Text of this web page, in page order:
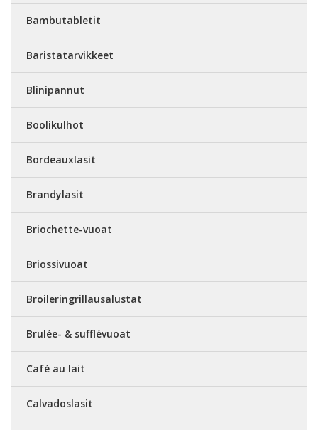
Bambutabletit
Baristatarvikkeet
Blinipannut
Boolikulhot
Bordeauxlasit
Brandylasit
Briochette-vuoat
Briossivuoat
Broileringrillausalustat
Brulée- & sufflévuoat
Café au lait
Calvadoslasit